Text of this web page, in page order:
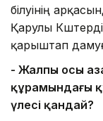
білуінің
Қарулы
қарыштап
- Жалпы осы
құрамындағы
үлесі қандай?